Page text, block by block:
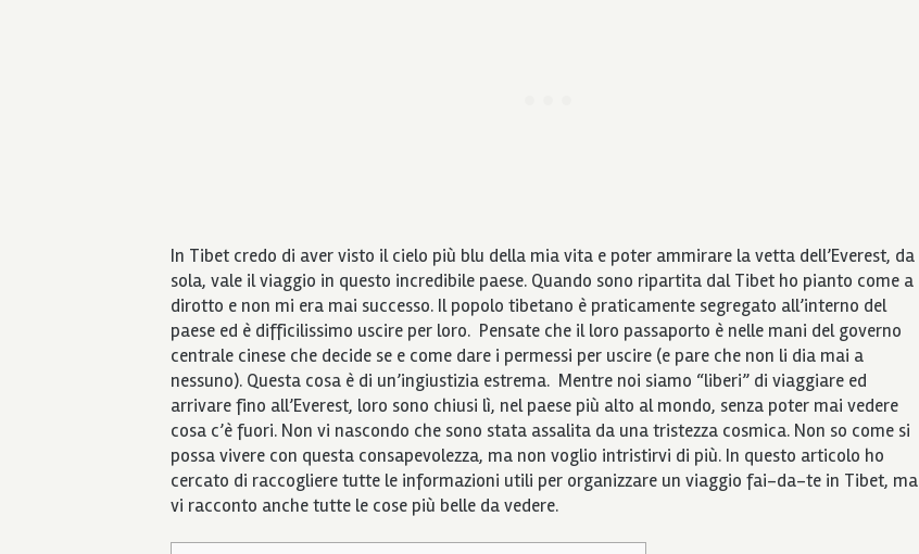
In Tibet credo di aver visto il cielo più blu della mia vita e poter ammirare la vetta dell’Everest, da
sola, vale il viaggio in questo incredibile paese. Quando sono ripartita dal Tibet ho pianto come a
dirotto e non mi era mai successo. Il popolo tibetano è praticamente segregato all’interno del
paese ed è difficilissimo uscire per loro. Pensate che il loro passaporto è nelle mani del governo
centrale cinese che decide se e come dare i permessi per uscire (e pare che non li dia mai a
nessuno). Questa cosa è di un’ingiustizia estrema. Mentre noi siamo “liberi” di viaggiare ed
arrivare fino all’Everest, loro sono chiusi lì, nel paese più alto al mondo, senza poter mai vedere
cosa c’è fuori. Non vi nascondo che sono stata assalita da una tristezza cosmica. Non so come si
possa vivere con questa consapevolezza, ma non voglio intristirvi di più. In questo articolo ho
cercato di raccogliere tutte le informazioni utili per organizzare un viaggio fai-da-te in Tibet, ma
vi racconto anche tutte le cose più belle da vedere.